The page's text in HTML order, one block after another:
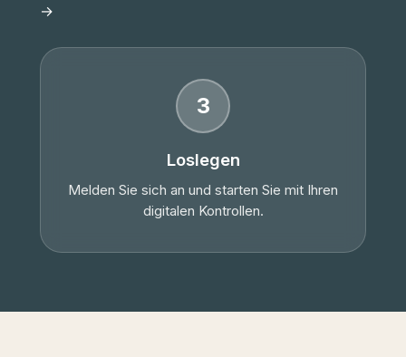
→
3
Loslegen
Melden Sie sich an und starten Sie mit Ihren
digitalen Kontrollen.